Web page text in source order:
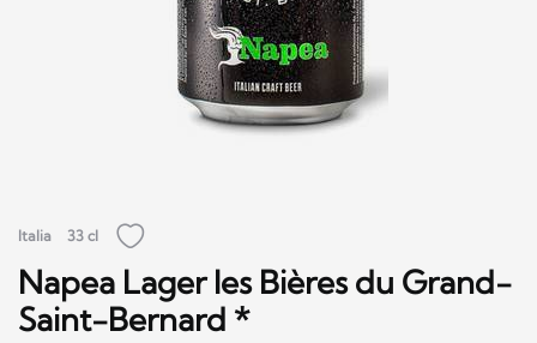
Italia 33 cl
Napea Lager les Bières du Grand-
Saint-Bernard *